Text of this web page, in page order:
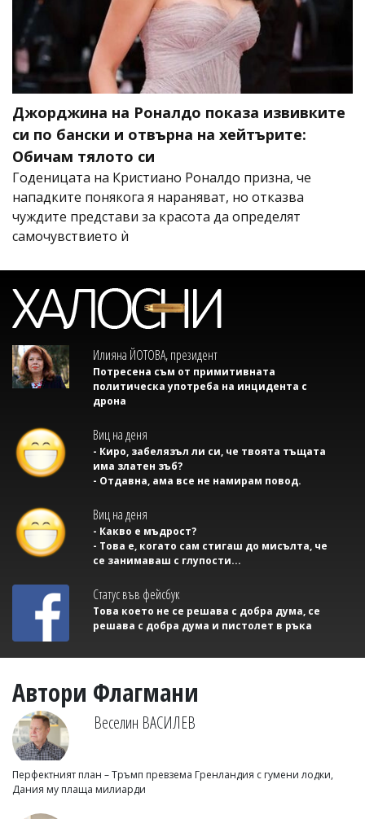
Джорджина на Роналдо показа извивките
си по бански и отвърна на хейтърите:
Обичам тялото си
Годеницата на Кристиано Роналдо призна, че
нападките понякога я нараняват, но отказва
чуждите представи за красота да определят
самочувствието ѝ
Илияна ЙОТОВА, президент
Потресена съм от примитивната
политическа употреба на инцидента с
дрона
Виц на деня
- Киро, забелязъл ли си, че твоята тъщата
има златен зъб?
- Отдавна, ама все не намирам повод.
Виц на деня
- Какво е мъдрост?
- Това е, когато сам стигаш до мисълта, че
се занимаваш с глупости...
Статус във фейсбук
Това което не се решава с добра дума, се
решава с добра дума и пистолет в ръка
Автори Флагмани
Веселин ВАСИЛЕВ
Перфектният план – Тръмп превзема Гренландия с гумени лодки,
Дания му плаща милиарди